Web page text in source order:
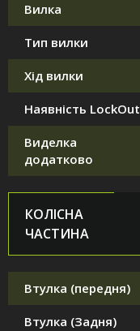
Вилка
Тип вилки
Хід вилки
Наявність LockOut
Виделка
додатково
КОЛІСНА
ЧАСТИНА
Втулка (передня)
Втулка (Задня)